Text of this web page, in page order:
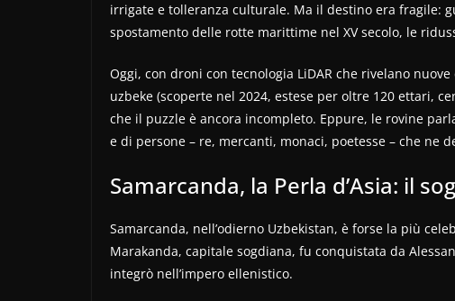
irrigate e tolleranza culturale. Ma il destino era fragile:
spostamento delle rotte marittime nel XV secolo, le
Oggi, con droni con tecnologia LiDAR che rivelano
uzbeke (scoperte nel 2024, estese per oltre 120 ettari,
che il puzzle è ancora incompleto. Eppure, le rovine
e di persone – re, mercanti, monaci, poetesse – che ne
Samarcanda, la Perla d’Asia: il
Samarcanda, nell’odierno Uzbekistan, è forse la più
Marakanda, capitale sogdiana, fu conquistata da
integrò nell’impero ellenistico.